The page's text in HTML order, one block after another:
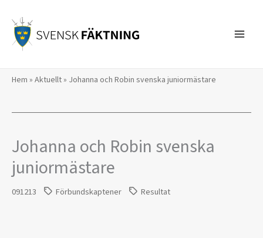
innehåll
Hem » Aktuellt» Johanna och Robin svenska juniormästare
Johanna och Robin svenska
juniormästare
091213 Förbundskaptener Resultat